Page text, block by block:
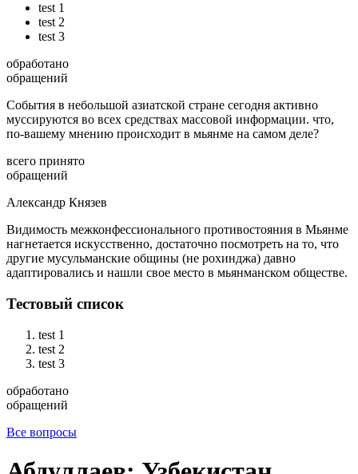
test 1
test 2
test 3
обработано
обращений
События в небольшой азиатской стране сегодня активно
муссируются во всех средствах массовой информации. что,
по-вашему мнению происходит в мьянме на самом деле?
всего принято
обращений
Александр Князев
Видимость межконфессионального противостояния в Мьянме
нагнетается искусственно, достаточно посмотреть на то, что
другие мусульманские общины (не рохинджа) давно
адаптировались и нашли свое место в мьянманском обществе.
Тестовый список
test 1
test 2
test 3
обработано
обращений
Все вопросы